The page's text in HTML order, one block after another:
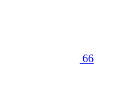
66